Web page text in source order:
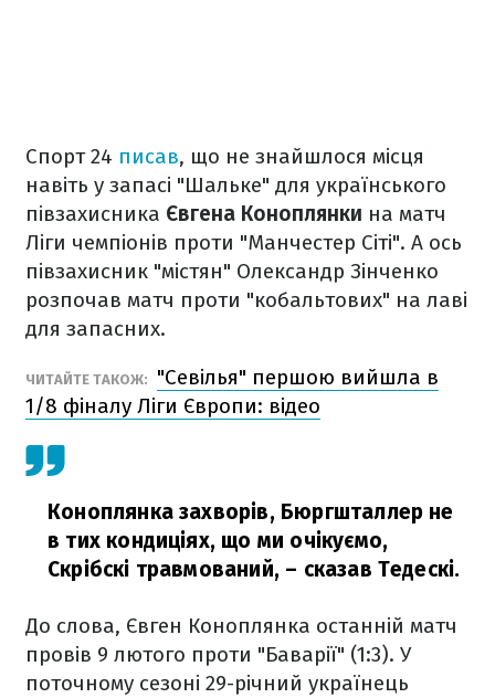
Спорт 24 писав, що не знайшлося місця
навіть у запасі "Шальке" для українського
півзахисника Євгена Коноплянки на матч
Ліги чемпіонів проти "Манчестер Сіті". А ось
півзахисник "містян" Олександр Зінченко
розпочав матч проти "кобальтових" на лаві
для запасних.
ЧИТАЙТЕ ТАКОЖ:
"Севілья" першою вийшла в
1/8 фіналу Ліги Європи: відео
Коноплянка захворів, Бюргшталлер не
в тих кондиціях, що ми очікуємо,
Скрібскі травмований, – сказав Тедескі.
До слова, Євген Коноплянка останній матч
провів 9 лютого проти "Баварії" (1:3). У
поточному сезоні 29-річний українець